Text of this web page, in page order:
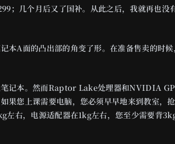
；几个月后又了国补。从此之后，我就再也没
本A面的凸出部的角变了形。在准备售卖的时
笔记本。然而Raptor Lake处理器和NVIDIA
果您上课需要电脑，您必须早早地来到教室，
左右，电源适配器在1kg左右，您至少需要背